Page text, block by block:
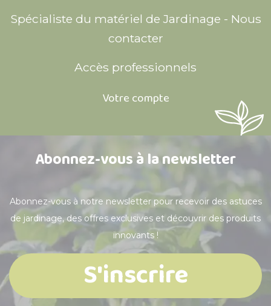
Spécialiste du matériel de Jardinage - Nous
contacter
Accès professionnels
Votre compte
Abonnez-vous à la newsletter
Abonnez-vous à notre newsletter pour recevoir des astuces
de jardinage, des offres exclusives et découvrir des produits
innovants !
S'inscrire